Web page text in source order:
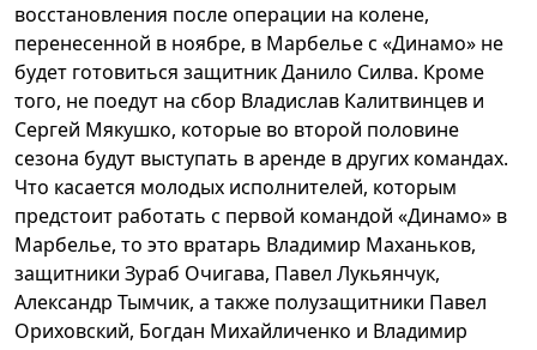
восстановления после операции на колене,
перенесенной в ноябре, в Марбелье с «Динамо» не
будет готовиться защитник Данило Силва. Кроме
того, не поедут на сбор Владислав Калитвинцев и
Сергей Мякушко, которые во второй половине
сезона будут выступать в аренде в других командах.
Что касается молодых исполнителей, которым
предстоит работать с первой командой «Динамо» в
Марбелье, то это вратарь Владимир Маханьков,
защитники Зураб Очигава, Павел Лукьянчук,
Александр Тымчик, а также полузащитники Павел
Ориховский, Богдан Михайличенко и Владимир